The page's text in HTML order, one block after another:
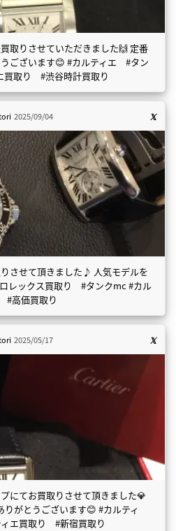
取りさせていただきました🙌 定番
ございます😊 #カルティエ #タン
買取り #渋谷時計買取り
2025/09/04
させて頂きました♪ 人気モデルを
レックス買取り #タンクmc #カル
高価買取り
2025/05/17
にてお買取りさせて頂きました💎
がとうございます😊 #カルティ
エ買取り #新宿買取り